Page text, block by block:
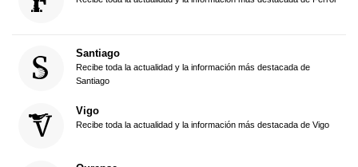
Santiago
Recibe toda la actualidad y la información más destacada de
Santiago
Vigo
Recibe toda la actualidad y la información más destacada de Vigo